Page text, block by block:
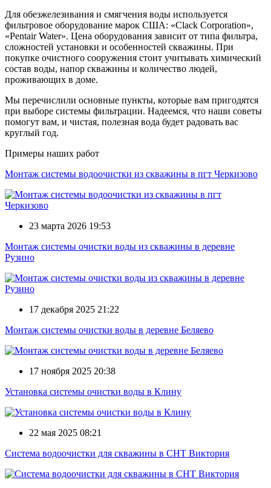
Для обезжелезивания и смягчения воды используется
фильтровое оборудование марок США: «Clack Corporation»,
«Pentair Water». Цена оборудования зависит от типа фильтра,
сложностей установки и особенностей скважины. При
покупке очистного сооружения стоит учитывать химический
состав воды, напор скважины и количество людей,
проживающих в доме.
Мы перечислили основные пункты, которые вам пригодятся
при выборе системы фильтрации. Надеемся, что наши советы
помогут вам, и чистая, полезная вода будет радовать вас
круглый год.
Примеры наших работ
Монтаж системы водоочистки из скважины в пгт Черкизово
23 марта 2026 19:53
Монтаж системы очистки воды из скважины в деревне
Рузино
17 декабря 2025 21:22
Монтаж системы очистки воды в деревне Беляево
17 ноября 2025 20:38
Установка системы очистки воды в Клину
22 мая 2025 08:21
Система водоочистки для скважины в СНТ Виктория